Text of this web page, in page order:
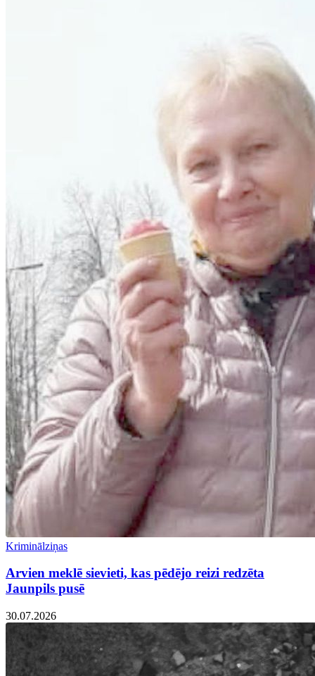
Kriminālziņas
Arvien meklē sievieti, kas pēdējo reizi redzēta
Jaunpils pusē
30.07.2026